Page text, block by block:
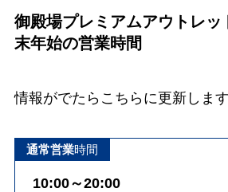
御殿場プレミアムアウトレッ
末年始の営業時間
情報がでたらこちらに更新します
通常営業時間
10:00～20:00